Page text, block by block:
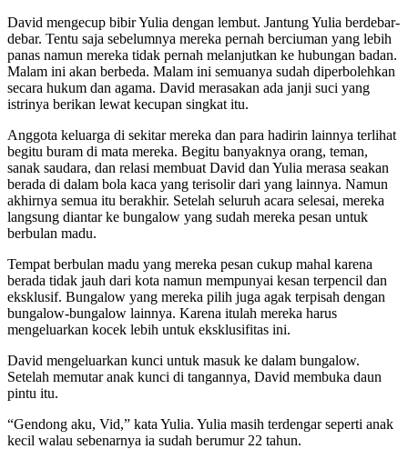
David mengecup bibir Yulia dengan lembut. Jantung Yulia berdebar-
debar. Tentu saja sebelumnya mereka pernah berciuman yang lebih
panas namun mereka tidak pernah melanjutkan ke hubungan badan.
Malam ini akan berbeda. Malam ini semuanya sudah diperbolehkan
secara hukum dan agama. David merasakan ada janji suci yang
istrinya berikan lewat kecupan singkat itu.
Anggota keluarga di sekitar mereka dan para hadirin lainnya terlihat
begitu buram di mata mereka. Begitu banyaknya orang, teman,
sanak saudara, dan relasi membuat David dan Yulia merasa seakan
berada di dalam bola kaca yang terisolir dari yang lainnya. Namun
akhirnya semua itu berakhir. Setelah seluruh acara selesai, mereka
langsung diantar ke bungalow yang sudah mereka pesan untuk
berbulan madu.
Tempat berbulan madu yang mereka pesan cukup mahal karena
berada tidak jauh dari kota namun mempunyai kesan terpencil dan
eksklusif. Bungalow yang mereka pilih juga agak terpisah dengan
bungalow-bungalow lainnya. Karena itulah mereka harus
mengeluarkan kocek lebih untuk eksklusifitas ini.
David mengeluarkan kunci untuk masuk ke dalam bungalow.
Setelah memutar anak kunci di tangannya, David membuka daun
pintu itu.
“Gendong aku, Vid,” kata Yulia. Yulia masih terdengar seperti anak
kecil walau sebenarnya ia sudah berumur 22 tahun.